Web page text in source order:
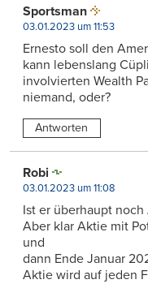
Sportsman
03.01.2023 um 11:53
Ernesto soll den
kann lebenslang
involvierten Wealth
niemand, oder?
Antworten
Robi
03.01.2023 um 11:08
Ist er überhaupt
Aber klar Aktie mit
und
dann Ende Januar
Aktie wird auf jeden